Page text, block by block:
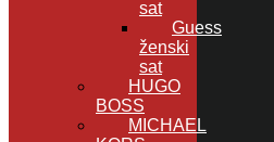
sat
Guess
ženski
sat
HUGO
BOSS
MICHAEL